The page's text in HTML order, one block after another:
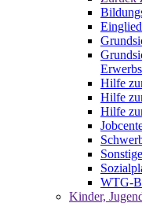
Hilfe
Hilfe
Hilfe
WTG-
Kinder,